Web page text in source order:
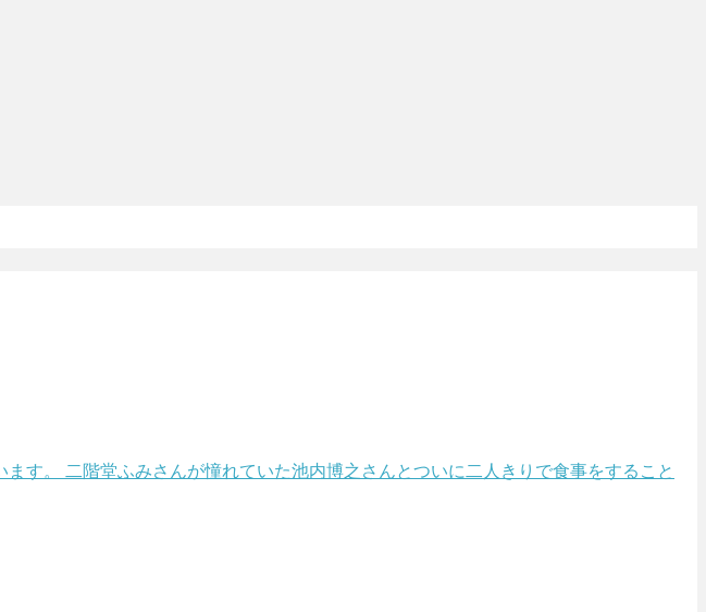
す。 二階堂ふみさんが憧れていた池内博之さんとついに二人きりで食事をすること